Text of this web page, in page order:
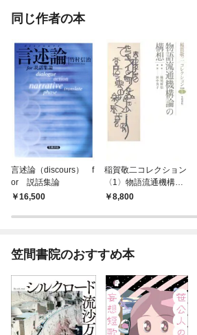
同じ作者の本
言述論（discours） f
or 説話集論
16,500
稲賀敬二コレクション
〈1〉物語流通機構論
の構想
8,800
笠間書院のおすすめ本